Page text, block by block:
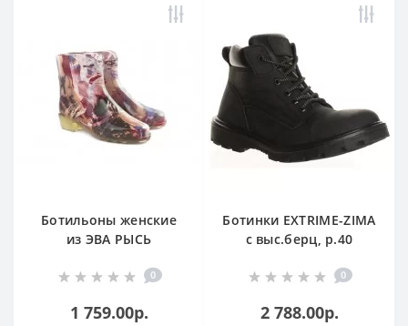
Ботильоны женские
из ЭВА РЫСЬ
синие р.39/40 БОТ869
0
1 759.00р.
Ботинки EXTRIME-ZIMA
с выс.берц, р.40
0
2 788.00р.